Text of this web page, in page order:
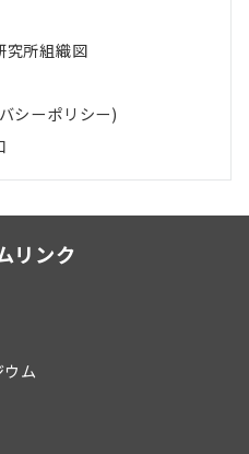
究所組織図
シーポリシー)
リンク
ム